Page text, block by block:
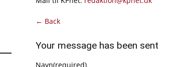
← Back
Your message has been sent
Navn(required)